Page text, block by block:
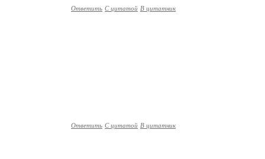
Ответить С цитатой В цитатник
Ответить С цитатой В цитатник